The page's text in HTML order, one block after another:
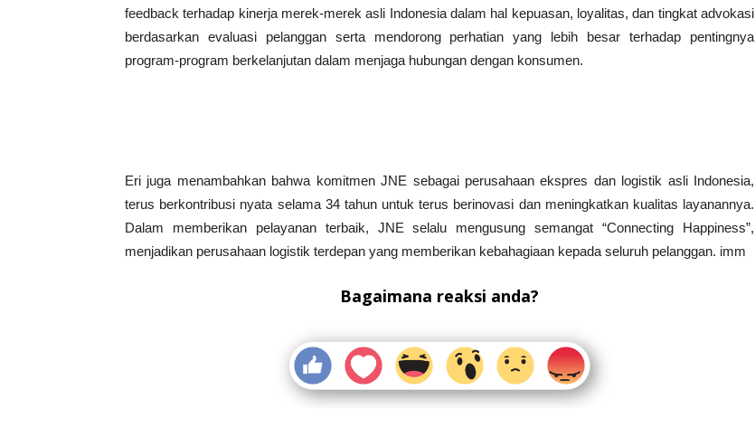
feedback terhadap kinerja merek-merek asli Indonesia dalam hal kepuasan, loyalitas, dan tingkat advokasi
berdasarkan evaluasi pelanggan serta mendorong perhatian yang lebih besar terhadap pentingnya
program-program berkelanjutan dalam menjaga hubungan dengan konsumen.
Eri juga menambahkan bahwa komitmen JNE sebagai perusahaan ekspres dan logistik asli Indonesia,
terus berkontribusi nyata selama 34 tahun untuk terus berinovasi dan meningkatkan kualitas layanannya.
Dalam memberikan pelayanan terbaik, JNE selalu mengusung semangat “Connecting Happiness”,
menjadikan perusahaan logistik terdepan yang memberikan kebahagiaan kepada seluruh pelanggan. imm
Bagaimana reaksi anda?